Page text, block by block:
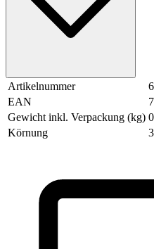
Artikelnummer
EAN
Gewicht inkl. Verpackung (kg)
Körnung